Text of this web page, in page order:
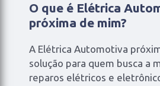
O que é Elétrica
próxima de mim?
A Elétrica Automotiva
solução para quem busca a
reparos elétricos e